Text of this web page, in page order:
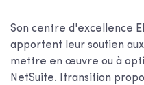
Son centre d'excellence
apportent leur soutien
mettre en œuvre ou à
NetSuite. Itransition